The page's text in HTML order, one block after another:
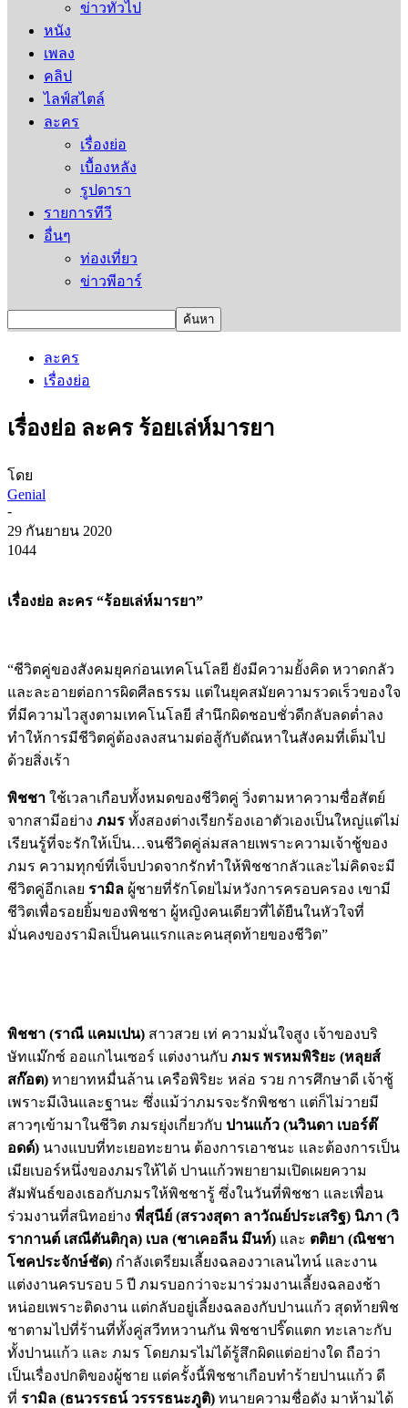
ข่าวทั่วไป
หนัง
เพลง
คลิป
ไลฟ์สไตล์
ละคร
เรื่องย่อ
เบื้องหลัง
รูปดารา
รายการทีวี
อื่นๆ
ท่องเที่ยว
ข่าวพีอาร์
ละคร
เรื่องย่อ
เรื่องย่อ ละคร ร้อยเล่ห์มารยา
โดย
Genial
-
29 กันยายน 2020
1044
เรื่องย่อ ละคร “ร้อยเล่ห์มารยา”
“ชีวิตคู่ของสังคมยุคก่อนเทคโนโลยี ยังมีความยั้งคิด หวาดกลัว
และละอายต่อการผิดศีลธรรม แต่ในยุคสมัยความรวดเร็วของใจ
ที่มีความไวสูงตามเทคโนโลยี สำนึกผิดชอบชั่วดีกลับลดต่ำลง
ทำให้การมีชีวิตคู่ต้องลงสนามต่อสู้กับตัณหาในสังคมที่เต็มไป
ด้วยสิ่งเร้า
พิชชา ใช้เวลาเกือบทั้งหมดของชีวิตคู่ วิ่งตามหาความซื่อสัตย์
จากสามีอย่าง ภมร ทั้งสองต่างเรียกร้องเอาตัวเองเป็นใหญ่แต่ไม่
เรียนรู้ที่จะรักให้เป็น…จนชีวิตคู่ล่มสลายเพราะความเจ้าชู้ของ
ภมร ความทุกข์ที่เจ็บปวดจากรักทำให้พิชชากลัวและไม่คิดจะมี
ชีวิตคู่อีกเลย รามิล ผู้ชายที่รักโดยไม่หวังการครอบครอง เขามี
ชีวิตเพื่อรอยยิ้มของพิชชา ผู้หญิงคนเดียวที่ได้ยืนในหัวใจที่
มั่นคงของรามิลเป็นคนแรกและคนสุดท้ายของชีวิต”
พิชชา (ราณี แคมเปน) สาวสวย เท่ ความมั่นใจสูง เจ้าของบริ
ษัทแม๊กซ์ ออแกไนเซอร์ แต่งงานกับ ภมร พรหมพิริยะ (หลุยส์
สก๊อต) ทายาทหมื่นล้าน เครือพิริยะ หล่อ รวย การศึกษาดี เจ้าชู้
เพราะมีเงินและฐานะ ซึ่งแม้ว่าภมรจะรักพิชชา แต่ก็ไม่วายมี
สาวๆเข้ามาในชีวิต ภมรยุ่งเกี่ยวกับ ปานแก้ว (นวินดา เบอร์ต๊
อดด์) นางแบบที่ทะเยอทะยาน ต้องการเอาชนะ และต้องการเป็น
เมียเบอร์หนึ่งของภมรให้ได้ ปานแก้วพยายามเปิดเผยความ
สัมพันธ์ของเธอกับภมรให้พิชชารู้ ซึ่งในวันที่พิชชา และเพื่อน
ร่วมงานที่สนิทอย่าง พี่สุนีย์ (สรวงสุดา ลาวัณย์ประเสริฐ) นิภา (วิ
รากานต์ เสณีตันติกุล) เบล (ชาเคอลีน มึนท์) และ ตติยา (ณิชชา
โชคประจักษ์ชัด) กำลังเตรียมเลี้ยงฉลองวาเลนไทน์ และงาน
แต่งงานครบรอบ 5 ปี ภมรบอกว่าจะมาร่วมงานเลี้ยงฉลองช้า
หน่อยเพราะติดงาน แต่กลับอยู่เลี้ยงฉลองกับปานแก้ว สุดท้ายพิช
ชาตามไปที่ร้านที่ทั้งคู่สวีทหวานกัน พิชชาปริ๊ดแตก ทะเลาะกับ
ทั้งปานแก้ว และ ภมร โดยภมรไม่ได้รู้สึกผิดแต่อย่างใด ถือว่า
เป็นเรื่องปกติของผู้ชาย แต่ครั้งนี้พิชชาเกือบทำร้ายปานแก้ว ดี
ที่ รามิล (ธนวรรธน์ วรรรธนะภูติ) ทนายความชื่อดัง มาห้ามได้